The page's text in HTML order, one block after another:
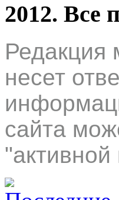
2012. Все
Редакция
несет
сайта